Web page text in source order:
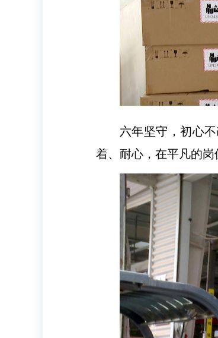
六年坚守，初心
着、耐心，在平凡的